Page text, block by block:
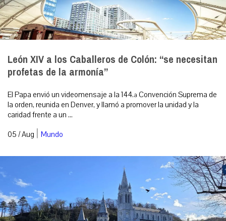
León XIV a los Caballeros de Colón: “se necesitan
profetas de la armonía”
El Papa envió un videomensaje a la 144.ª Convención Suprema de
la orden, reunida en Denver, y llamó a promover la unidad y la
caridad frente a un ...
05 / Aug | Mundo